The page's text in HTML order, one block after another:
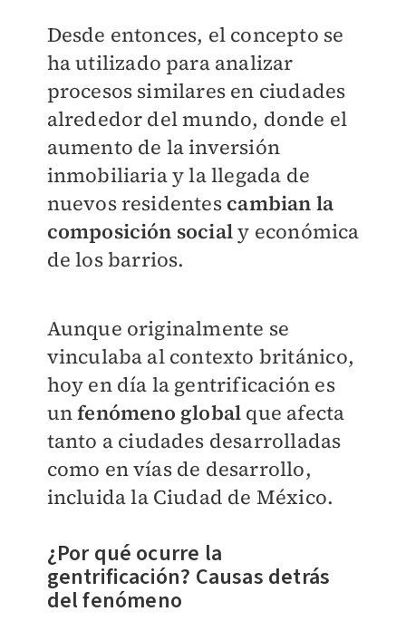
Desde entonces, el concepto se
ha utilizado para analizar
procesos similares en ciudades
alrededor del mundo, donde el
aumento de la inversión
inmobiliaria y la llegada de
nuevos residentes cambian la
composición socialy económica
de los barrios.
Aunque originalmente se
vinculaba al contexto británico,
hoy en día la gentrificación es
unfenómeno global que afecta
tanto a ciudades desarrolladas
como en vías de desarrollo,
incluida la Ciudad de México.
¿Por qué ocurre la
gentrificación? Causas detrás
del fenómeno